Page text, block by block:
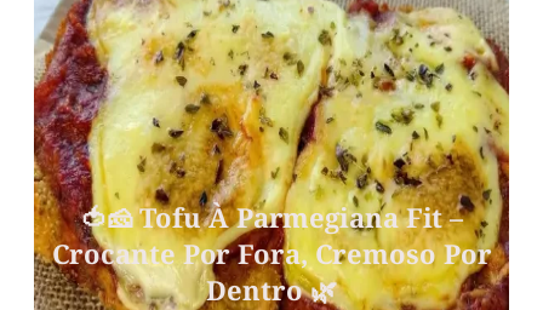
🍅🧀 Tofu À Parmegiana Fit –
Crocante Por Fora, Cremoso Por
Dentro 🌿